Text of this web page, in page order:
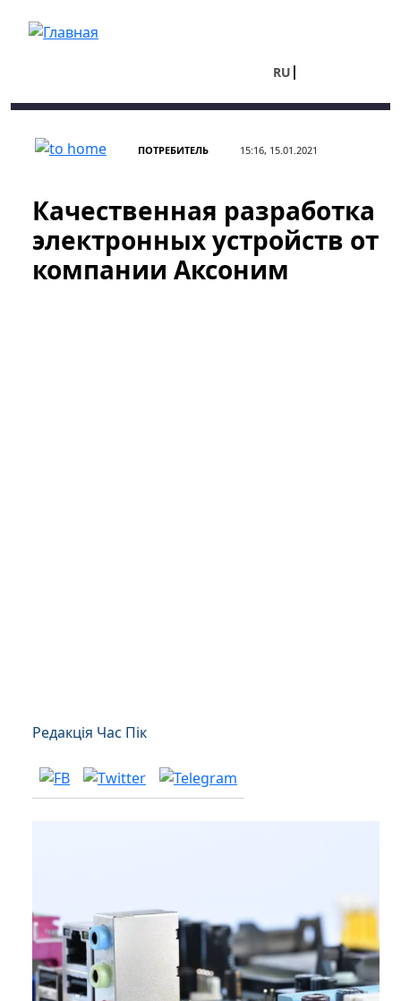
RU
ПОТРЕБИТЕЛЬ 15:16, 15.01.2021
Качественная разработка
электронных устройств от
компании Аксоним
Редакція Час Пік